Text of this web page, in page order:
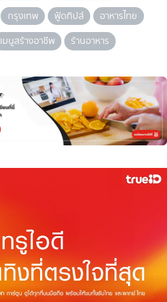
กรุงเทพ ฟู้ดทิปส์
อาหารไทย
เมนูสร้างอาชีพ ร้านอาหาร